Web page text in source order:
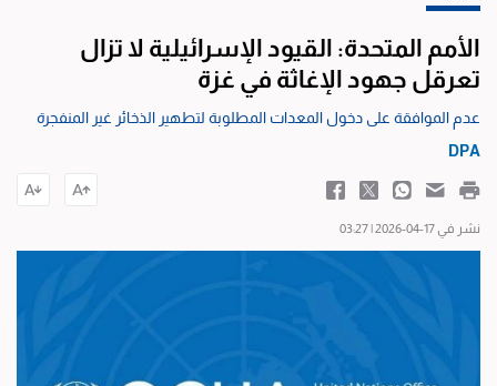
الأمم المتحدة: القيود الإسرائيلية لا تزال
تعرقل جهود الإغاثة في غزة
عدم الموافقة على دخول المعدات المطلوبة لتطهير الذخائر غير المنفجرة
DPA
نشر في 17-04-2026 | 03:27